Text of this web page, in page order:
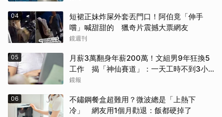
04
短裙正妹炸屎外套丟門口！阿伯竟「伸手
嚐」喊甜甜的 獵奇片震撼大票網友
鏡週刊
05
月薪3萬翻身年薪200萬！文組男9年狂換5
工作 揭「神仙賽道」：一天工時不到3小
時...網全羨煞
鏡報
06
不鏽鋼餐盒超難用？微波總是「上熱下
冷」 網友用1個月勸退：飯都硬掉了